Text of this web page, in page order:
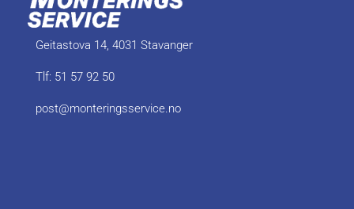
Geitastova 14, 4031 Stavanger
Tlf: 51 57 92 50
post@monteringsservice.no